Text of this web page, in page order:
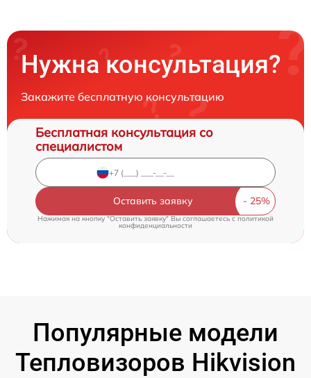
Нужна консультация?
Закажите бесплатную консультацию
Бесплатная консультация со
специалистом
Оставить заявку
Нажимая на кнопку "Оставить заявку" Вы соглашаетесь cполитикой
конфиденциальности
Популярные модели
Тепловизоров Hikvision